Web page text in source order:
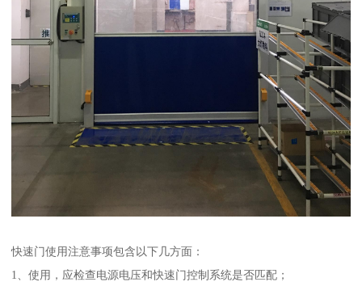
快速门使用注意事项包含以下几方面：
1、使用，应检查电源电压和快速门控制系统是否匹配；